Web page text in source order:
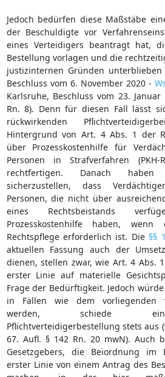
Jedoch bedürfen diese Maßstäbe
der Beschuldigte vor
eines Verteidigers beantragt hat,
Bestellung vorlagen und die
justizinternen Gründen
Beschluss vom 6. November 2020 -
Karlsruhe, Beschluss vom 23.
Rn. 8). Denn für diesen Fall lässt
rückwirkenden
Hintergrund von Art. 4 Abs. 1 der
über Prozesskostenhilfe für
Personen in Strafverfahren
rechtfertigen. Danach haben
sicherzustellen, dass
Personen, die nicht über
eines Rechtsbeistands
Prozesskostenhilfe haben,
Rechtspflege erforderlich ist. Die §§
aktuellen Fassung auch der
dienen, stellen zwar, wie Art. 4 Abs.
erster Linie auf materielle
Frage der Bedürftigkeit. Jedoch
in Fällen wie dem vorliegenden
werden, schiede
Pflichtverteidigerbestellung stets aus
67. Aufl. § 142 Rn. 20 mwN). Auch
Gesetzgebers, die Beiordnung im
erster Linie von einem Antrag des